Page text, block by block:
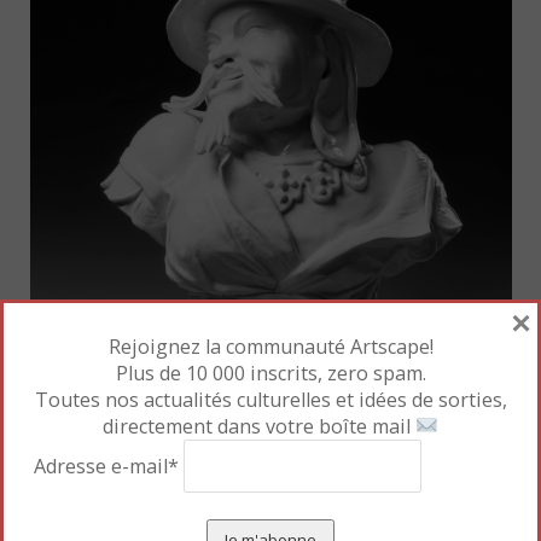
de porcelaine de Meissen, modèle de Johann Joachim
Rejoignez la communauté Artscape!
Plus de 10 000 inscrits, zero spam.
Toutes nos actualités culturelles et idées de sorties,
directement dans votre boîte mail
Adresse e-mail*
×